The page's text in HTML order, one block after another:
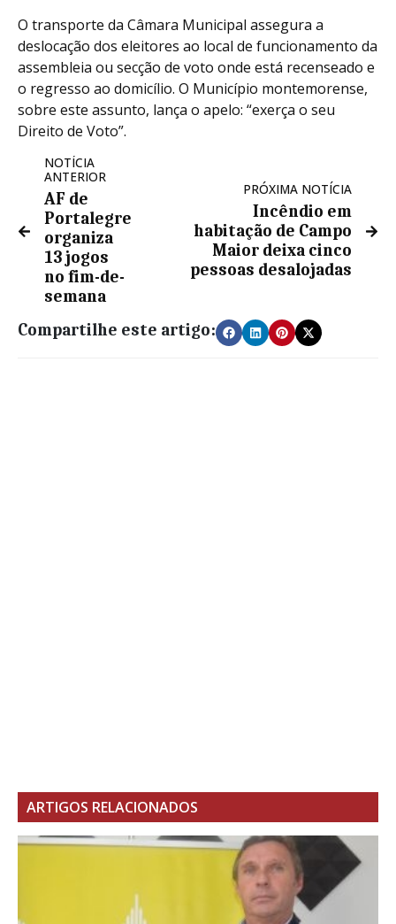
O transporte da Câmara Municipal assegura a
deslocação dos eleitores ao local de funcionamento da
assembleia ou secção de voto onde está recenseado e
o regresso ao domicílio. O Município montemorense,
sobre este assunto, lança o apelo: “exerça o seu
Direito de Voto”.
NOTÍCIA
ANTERIOR
AF de
Portalegre
organiza
13 jogos
no fim-de-
semana
PRÓXIMA NOTÍCIA
Incêndio em
habitação de Campo
Maior deixa cinco
pessoas desalojadas
Compartilhe este artigo:
ARTIGOS RELACIONADOS